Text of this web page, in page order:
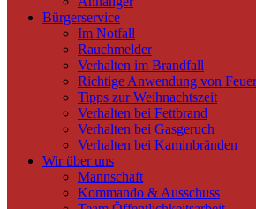
Bürgerservice
Im Notfall
Rauchmelder
Verhalten im Brandfall
Richtige Anwendung von
Tipps zur Weihnachtszeit
Verhalten bei Fettbrand
Verhalten bei Gasgeruch
Verhalten bei Kaminbränden
Wir über uns
Mannschaft
Kommando & Ausschuss